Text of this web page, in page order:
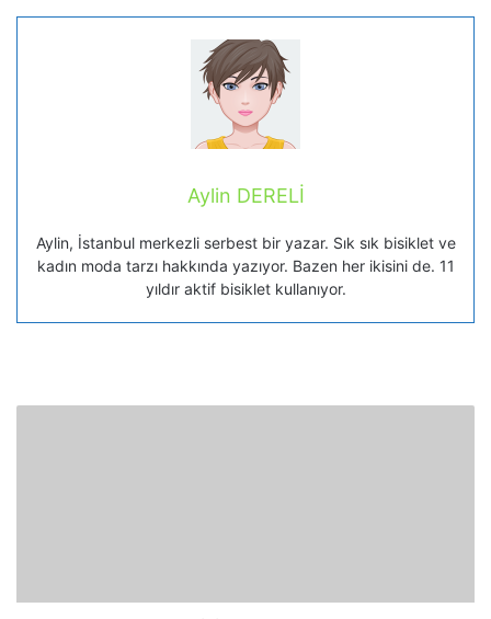
Aylin DERELİ
Aylin, İstanbul merkezli serbest bir yazar. Sık sık bisiklet ve
kadın moda tarzı hakkında yazıyor. Bazen her ikisini de. 11
yıldır aktif bisiklet kullanıyor.